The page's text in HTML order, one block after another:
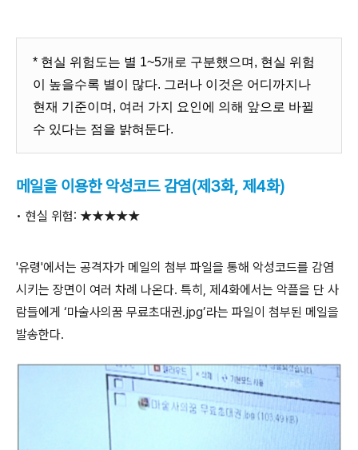
* 현실 위험도는 별 1~5개로 구분했으며, 현실 위험
이 높을수록 별이 많다. 그러나 이것은 어디까지나
현재 기준이며, 여러 가지 요인에 의해 앞으로 바뀔
수 있다는 점을 밝혀둔다.
메일을 이용한 악성코드 감염(제3화, 제4화)
• 현실 위험: ★★★★★
'유령'에서는 공격자가 메일의 첨부 파일을 통해 악성코드를 감염
시키는 장면이 여러 차례 나온다. 특히, 제4화에서는 악플을 단 사
람들에게 ‘마술사의꿈 무료초대권.jpg’라는 파일이 첨부된 메일을
발송한다.